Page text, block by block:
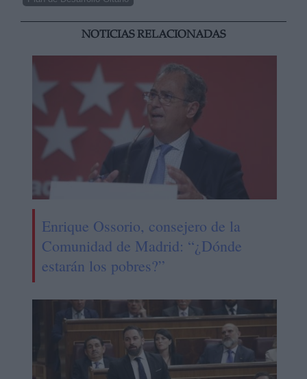
NOTICIAS RELACIONADAS
Enrique Ossorio, consejero de la
Comunidad de Madrid: “¿Dónde
estarán los pobres?”